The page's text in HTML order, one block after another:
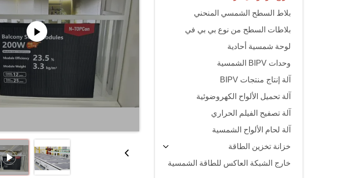
بلاط السطح الشمسي المنحني
بلاطات السطح من نوع بي بي في
لوحة شمسية أحادية
وحدات BIPV الشمسية
آلة إنتاج منتجات BIPV
آلة تحميل الألواح الكهروضوئية
آلة تصفيح الفيلم الحراري
آلة لحام الألواح الشمسية
خزانة تخزين الطاقة
خارج الشبكة العاكس للطاقة الشمسية